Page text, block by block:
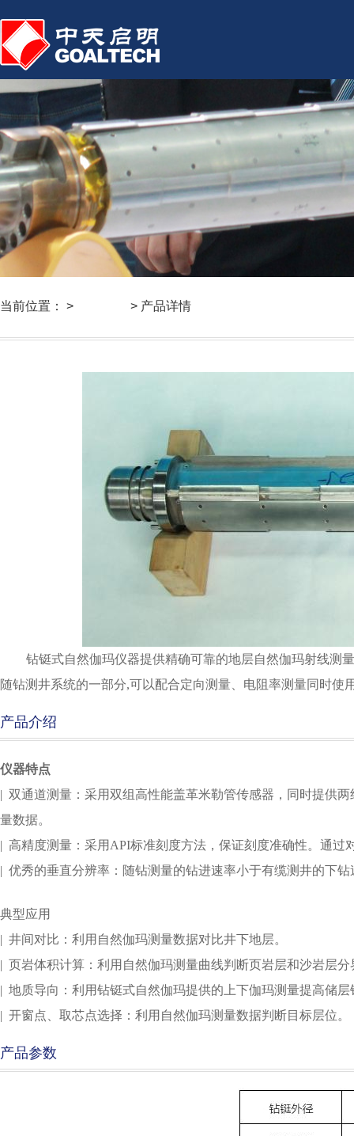
当前位置： > > 产品详情
钻铤式自然伽玛仪器提供精确可靠的地层自然伽玛射线测
随钻测井系统的一部分,可以配合定向测量、电阻率测量同时使
产品介绍
仪器特点
| 双通道测量：采用双组高性能盖革米勒管传感器，同时提供
量数据。
| 高精度测量：采用API标准刻度方法，保证刻度准确性。通
| 优秀的垂直分辨率：随钻测量的钻进速率小于有缆测井的下
典型应用
| 井间对比：利用自然伽玛测量数据对比井下地层。
| 页岩体积计算：利用自然伽玛测量曲线判断页岩层和沙岩层分
| 地质导向：利用钻铤式自然伽玛提供的上下伽玛测量提高储层
| 开窗点、取芯点选择：利用自然伽玛测量数据判断目标层位。
产品参数